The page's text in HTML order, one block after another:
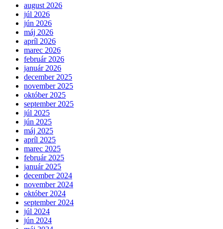
august 2026
júl 2026
jún 2026
máj 2026
apríl 2026
marec 2026
február 2026
január 2026
december 2025
november 2025
október 2025
september 2025
júl 2025
jún 2025
máj 2025
apríl 2025
marec 2025
február 2025
január 2025
december 2024
november 2024
október 2024
september 2024
júl 2024
jún 2024